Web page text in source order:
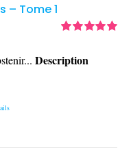
– Tome 1
Description